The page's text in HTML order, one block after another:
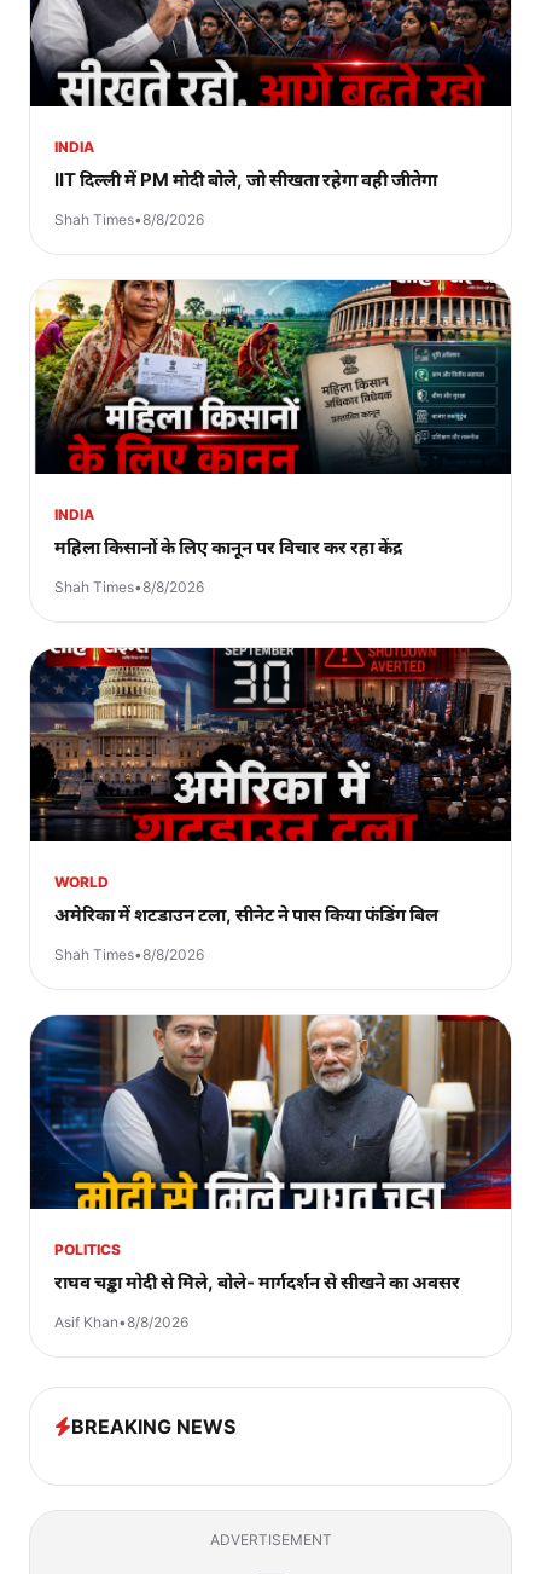
INDIA
IIT दिल्ली में PM मोदी बोले, जो सीखता रहेगा वही जीतेगा
Shah Times•8/8/2026
INDIA
महिला किसानों के लिए कानून पर विचार कर रहा केंद्र
Shah Times•8/8/2026
WORLD
अमेरिका में शटडाउन टला, सीनेट ने पास किया फंडिंग बिल
Shah Times•8/8/2026
POLITICS
राघव चड्ढा मोदी से मिले, बोले- मार्गदर्शन से सीखने का अवसर
Asif Khan•8/8/2026
BREAKING NEWS
ADVERTISEMENT